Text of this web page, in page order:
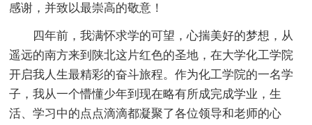
感谢，并致以最崇高的敬意！
四年前，我满怀求学的可望，心揣美好的梦想，从
遥远的南方来到陕北这片红色的圣地，在大学化工学院
开启我人生最精彩的奋斗旅程。作为化工学院的一名学
子，我从一个懵懂少年到现在略有所成完成学业，生
活、学习中的点点滴滴都凝聚了各位领导和老师的心